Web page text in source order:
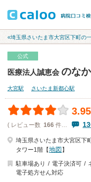
«埼玉県さいたま市大宮区下町の
公式
医療法人誠恵会 のな
大宮駅 さいたま新都心駅
3.95
( レビュー数 166 件…
埼玉県さいたま市大宮区下
タワー1階【地図 】
駐車場あり
電子決済可
電子処方せん対応